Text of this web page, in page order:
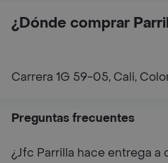
¿Dónde comprar
Carrera 1G 59-05, Cali,
Preguntas frecuentes
¿Jfc Parrilla hace entrega a